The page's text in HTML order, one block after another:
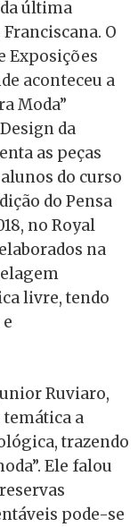
última
O
Exposições
aconteceu a
Moda”
da
as peças
do curso
do Pensa
no Royal
na
livre, tendo
Ruviaro,
temática a
trazendo
Ele falou
pode-se